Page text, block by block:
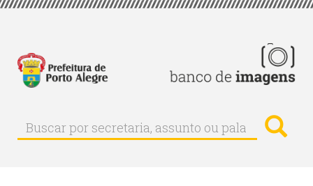
Pular
principal
Buscar
Buscar
por